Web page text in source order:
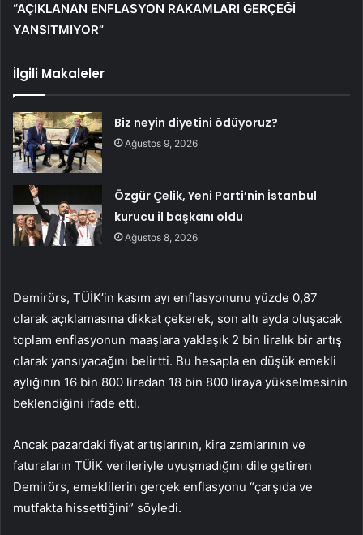
“AÇIKLANAN ENFLASYON RAKAMLARI GERÇEĞİ
YANSITMIYOR”
İlgili Makaleler
Biz neyin diyetini ödüyoruz?
Ağustos 9, 2026
Özgür Çelik, Yeni Parti’nin İstanbul
kurucu il başkanı oldu
Ağustos 8, 2026
Demirörs, TÜİK’in kasım ayı enflasyonunu yüzde 0,87
olarak açıklamasına dikkat çekerek, son altı ayda oluşacak
toplam enflasyonun maaşlara yaklaşık 2 bin liralık bir artış
olarak yansıyacağını belirtti. Bu hesapla en düşük emekli
aylığının 16 bin 800 liradan 18 bin 800 liraya yükselmesinin
beklendiğini ifade etti.
Ancak pazardaki fiyat artışlarının, kira zamlarının ve
faturaların TÜİK verileriyle uyuşmadığını dile getiren
Demirörs, emeklilerin gerçek enflasyonu “çarşıda ve
mutfakta hissettiğini” söyledi.